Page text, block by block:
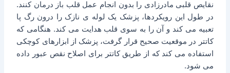
نقایص قلبی مادرزادی را بدون انجام عمل قلب باز درمان کنند.
در طول این رویکردها، پزشک یک لوله ی نازک را درون رگ پا
تعبیه می کند و آن را به سوی قلب هدایت می کند. هنگامی که
کاتتر در موقعیت صحیح قرار گرفت، پزشک از ابزارهای کوچکی
استفاده می کند که از طریق کاتتر برای اصلاح نقص عبور داده
می شود.